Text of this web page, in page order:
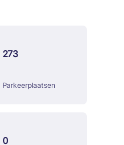
273
Parkeerplaatsen
0